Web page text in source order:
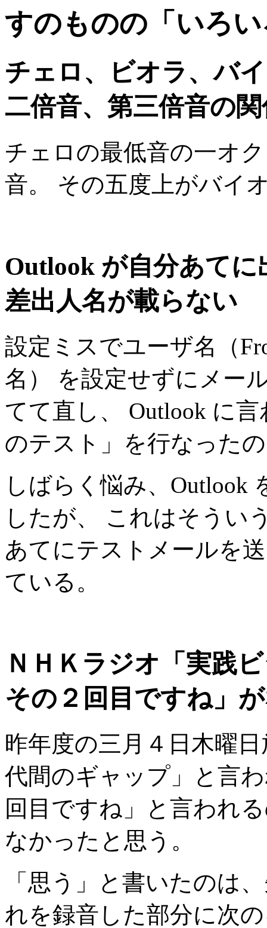
すのものの「いろ
チェロ、ビオラ、バ
二倍音、第三倍音の
チェロの最低音の一オ
音。 その五度上がバイ
Outlook が自分あて
差出人名が載らない
設定ミスでユーザ名（
名） を設定せずにメー
てて直し、 Outlook に
のテスト」を行なった
しばらく悩み、Outlook
したが、 これはそうい
あてにテストメールを
ている。
ＮＨＫラジオ「実践
その２回目ですね」
昨年度の三月４日木曜
代間のギャップ」と言
回目ですね」と言われ
なかったと思う。
「思う」と書いたのは
れを録音した部分に次